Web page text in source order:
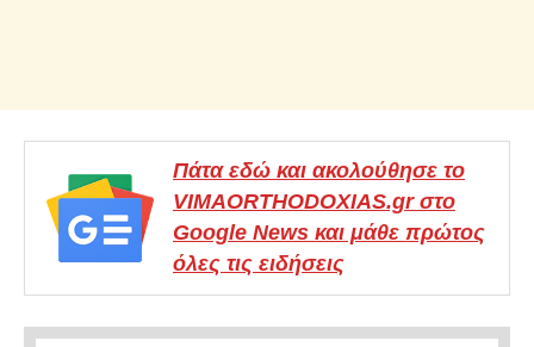
Πάτα εδώ και ακολούθησε το
VIMAORTHODOXIAS.gr στο
Google News και μάθε πρώτος
όλες τις ειδήσεις